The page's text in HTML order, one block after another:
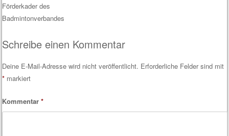
Post navigation
Förderkader des
Badmintonverbandes
Schreibe einen Kommentar
Deine E-Mail-Adresse wird nicht veröffentlicht. Erforderliche Felder sind mit
* markiert
Kommentar*